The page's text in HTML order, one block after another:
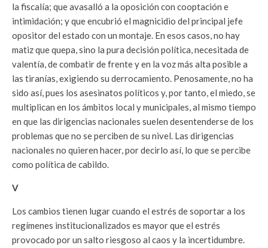
la fiscalía; que avasalló a la oposición con cooptación e
intimidación; y que encubrió el magnicidio del principal jefe
opositor del estado con un montaje. En esos casos, no hay
matiz que quepa, sino la pura decisión política, necesitada de
valentía, de combatir de frente y en la voz más alta posible a
las tiranías, exigiendo su derrocamiento. Penosamente, no ha
sido así, pues los asesinatos políticos y, por tanto, el miedo, se
multiplican en los ámbitos local y municipales, al mismo tiempo
en que las dirigencias nacionales suelen desentenderse de los
problemas que no se perciben de su nivel. Las dirigencias
nacionales no quieren hacer, por decirlo así, lo que se percibe
como política de cabildo.
V
Los cambios tienen lugar cuando el estrés de soportar a los
regímenes institucionalizados es mayor que el estrés
provocado por un salto riesgoso al caos y la incertidumbre.